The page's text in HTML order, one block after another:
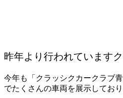
昨年より行われています
今年も「クラッシクカークラブ
でたくさんの車両を展示しており